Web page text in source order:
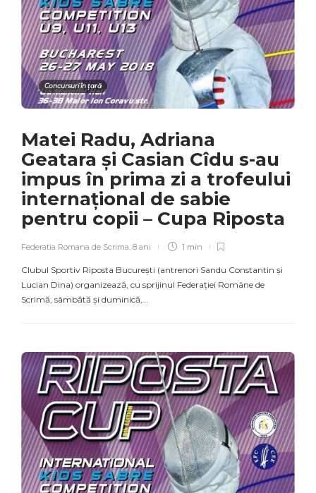
Concursuri în țară
Matei Radu, Adriana
Geatara și Casian Cîdu s-au
impus în prima zi a trofeului
internațional de sabie
pentru copii – Cupa Riposta
Federatia Romana de Scrima, 8 ani 1 min
Clubul Sportiv Riposta București (antrenori Sandu Constantin și
Lucian Dina) organizează, cu sprijinul Federației Române de
Scrimă, sâmbătă și duminică,…